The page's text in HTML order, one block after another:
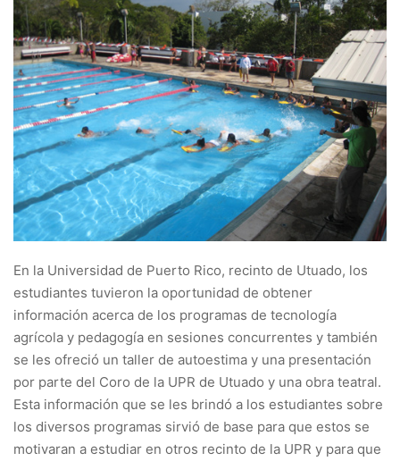
En la Universidad de Puerto Rico, recinto de Utuado, los
estudiantes tuvieron la oportunidad de obtener
información acerca de los programas de tecnología
agrícola y pedagogía en sesiones concurrentes y también
se les ofreció un taller de autoestima y una presentación
por parte del Coro de la UPR de Utuado y una obra teatral.
Esta información que se les brindó a los estudiantes sobre
los diversos programas sirvió de base para que estos se
motivaran a estudiar en otros recinto de la UPR y para que